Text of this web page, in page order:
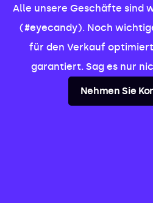
Alle unsere Geschäfte sind
(#eyecandy). Noch
für den Verkauf
garantiert. Sag es nur
Nehmen Sie